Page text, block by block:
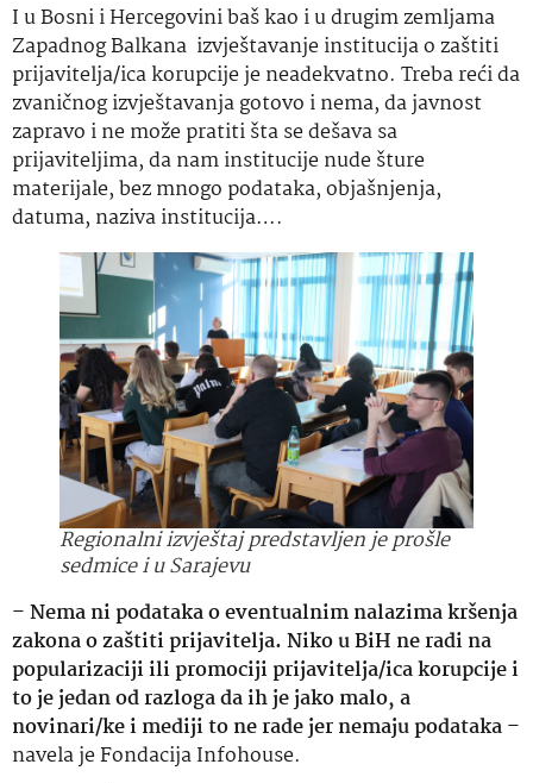
I u Bosni i Hercegovini baš kao i u drugim zemljama
Zapadnog Balkana izvještavanje institucija o zaštiti
prijavitelja/ica korupcije je neadekvatno. Treba reći da
zvaničnog izvještavanja gotovo i nema, da javnost
zapravo i ne može pratiti šta se dešava sa
prijaviteljima, da nam institucije nude šture
materijale, bez mnogo podataka, objašnjenja,
datuma, naziva institucija….
Regionalni izvještaj predstavljen je prošle
sedmice i u Sarajevu
–Nema ni podataka o eventualnim nalazima kršenja
zakona o zaštiti prijavitelja. Niko u BiH ne radi na
popularizaciji ili promociji prijavitelja/ica korupcije i
to je jedan od razloga da ih je jako malo, a
novinari/ke i mediji to ne rade jer nemaju podataka–
navela je Fondacija Infohouse.